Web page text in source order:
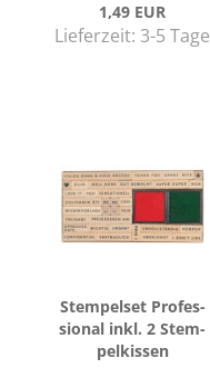
1,49 EUR
Lieferzeit: 3-5 Tage
Stem­pel­set Pro­fes­
sio­nal inkl. 2 Stem­
pel­kis­sen